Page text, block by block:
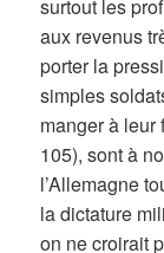
surtout les
aux revenus
porter la
simples
manger à leur
105), sont à
l’Allemagne
la dictature
on ne croirait